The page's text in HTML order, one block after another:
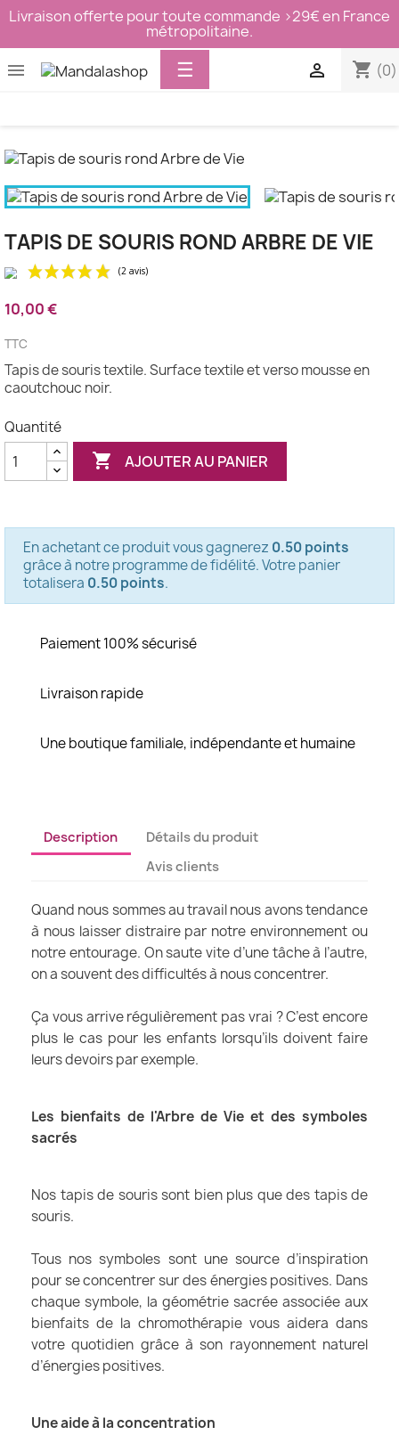
Livraison offerte pour toute commande >29€ en France
métropolitaine.
 shopping_cart (0)

Basculer
la
☰
TAPIS DE SOURIS ROND ARBRE DE VIE
10,00 €
TTC
Tapis de souris textile. Surface textile et verso mousse en
caoutchouc noir.
Quantité
 AJOUTER AU PANIER
En achetant ce produit vous gagnerez 0.50 points
grâce à notre programme de fidélité. Votre panier
totalisera 0.50 points.
Paiement 100% sécurisé
Livraison rapide
Une boutique familiale, indépendante et humaine
Description
Détails du produit
Avis clients
Quand nous sommes au travail nous avons tendance
à nous laisser distraire par notre environnement ou
notre entourage. On saute vite d’une tâche à l’autre,
on a souvent des difficultés à nous concentrer.
Ça vous arrive régulièrement pas vrai ? C’est encore
plus le cas pour les enfants lorsqu’ils doivent faire
leurs devoirs par exemple.
Les bienfaits de l'Arbre de Vie et des symboles
sacrés
Nos tapis de souris sont bien plus que des tapis de
souris.
Tous nos symboles sont une source d’inspiration
pour se concentrer sur des énergies positives. Dans
chaque symbole, la géométrie sacrée associée aux
bienfaits de la chromothérapie vous aidera dans
votre quotidien grâce à son rayonnement naturel
d’énergies positives.
Une aide à la concentration